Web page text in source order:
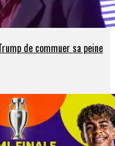
de commuer sa peine